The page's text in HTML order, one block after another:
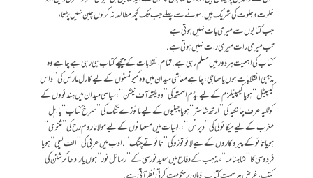
خلوت وجلوت کی شریک ہیں. سونے سے پہلے جب تک کچھ مطالعہ نہ کر لوں چین نہیں پڑتا،
جب کتابوں سے میری بات نہیں ہوتی ہے
تب میری رات میری رات نہیں ہوتی ہے.
کتاب کی اہمیت ہر دور میں مسلم رہی ہے. تمام انقلابات کے پیچھے کتاب ہی رہی ہے چاہے وہ
مذہبی انقلابات ہوں یا سماجی، چاہے معاشی میدان میں وہ کمیونسٹوں کےلیے کارل مارکس کی ’’داس
کیپیٹل‘‘ ہو یا کیپیٹلزم کےلیے ایڈم اسمتھ کی ’’دویلتھ آف نیشن‘‘، سیاسی میدان میں ہندئووں کے
کوٹلیہ عرف چانکیہ کی ’’ارتھ شاستر‘‘ہو یا چینیوں کے لیے مائوزے تنگ کی ’’سرخ کتاب‘‘ یا اہل
مغرب کےلیے میکائولی کی ’’دپرنس‘‘، الہیات میں مسلمانوں کے لیے مولانا روم رح کی ’’مثنوی‘‘
ہو یا تائو کے پیروکاروں کے لیے لائو توزو کی ’’تائوتےچنگ‘‘. ادب میں عربی کی ’’الف لیلی‘‘ ہو یا
فردوسی کا ’’شاہنامہ‘‘، مذہب کےدفاع میں سعید نورسی کے ’’رسائل نور‘‘ ہوں یا رادھاکرشنن کی